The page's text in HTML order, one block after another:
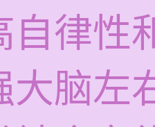
自律性
大脑左